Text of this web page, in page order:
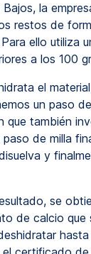
la
restos de
ello utiliza
a los 100
el
un paso
que también
de milla
y
se
de calcio que